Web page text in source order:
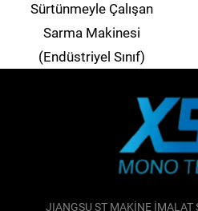
Sürtünmeyle Çalışan
Sarma Makinesi
(Endüstriyel Sınıf)
JIANGSU ST MAKİNE İMALAT